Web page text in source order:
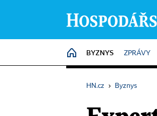
HOME
BYZNYS ZPRÁVY
HN.cz › Byznys